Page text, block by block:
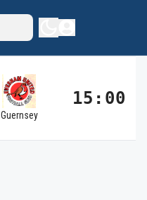
Guernsey
15:00